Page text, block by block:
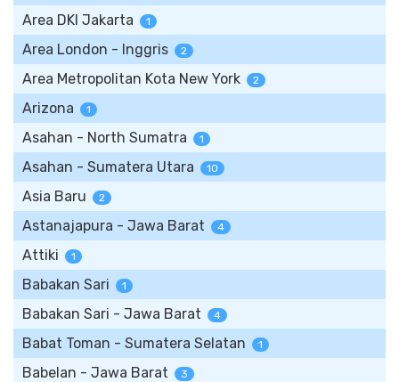
Area DKI Jakarta 1
Area London - Inggris 2
Area Metropolitan Kota New York 2
Arizona 1
Asahan - North Sumatra 1
Asahan - Sumatera Utara 10
Asia Baru 2
Astanajapura - Jawa Barat 4
Attiki 1
Babakan Sari 1
Babakan Sari - Jawa Barat 4
Babat Toman - Sumatera Selatan 1
Babelan - Jawa Barat 3